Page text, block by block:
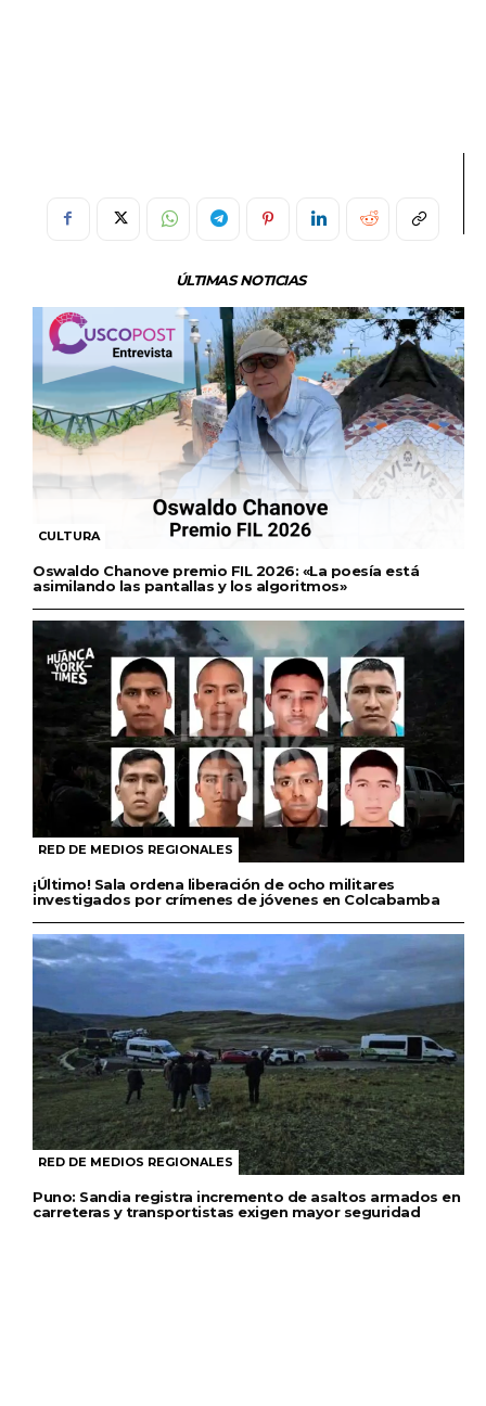
ÚLTIMAS NOTICIAS
CULTURA
Oswaldo Chanove premio FIL 2026: «La poesía está
asimilando las pantallas y los algoritmos»
RED DE MEDIOS REGIONALES
¡Último! Sala ordena liberación de ocho militares
investigados por crímenes de jóvenes en Colcabamba
RED DE MEDIOS REGIONALES
Puno: Sandia registra incremento de asaltos armados en
carreteras y transportistas exigen mayor seguridad